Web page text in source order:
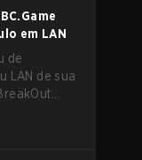
o troféu
em LAN
de
LAN de sua